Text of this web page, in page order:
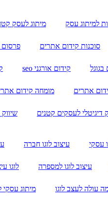
למיתוג עסק מיתוג לעסק
סוכנות קידום אתרים פרסום
קידום אורגני seo
אתרים מומחה קידום
דיגיטלי לעסקים קטנים שיווק
עסקי עיצוב לוגו חברה
עיצוב לוגו למספרה לוגו
עולה לעצב לוגו מיתוג עסקי